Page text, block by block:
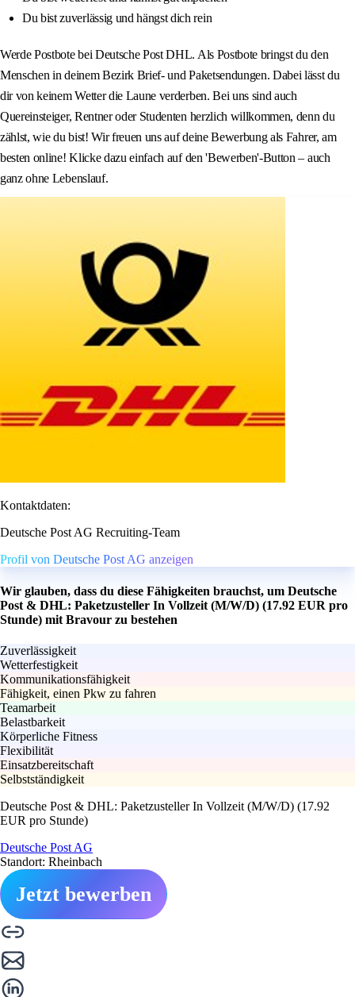
Du bist zuverlässig und hängst dich rein
Werde Postbote bei Deutsche Post DHL. Als Postbote bringst du den
Menschen in deinem Bezirk Brief- und Paketsendungen. Dabei lässt du
dir von keinem Wetter die Laune verderben. Bei uns sind auch
Quereinsteiger, Rentner oder Studenten herzlich willkommen, denn du
zählst, wie du bist! Wir freuen uns auf deine Bewerbung als Fahrer, am
besten online! Klicke dazu einfach auf den 'Bewerben'-Button – auch
ganz ohne Lebenslauf.
Kontaktdaten:
Deutsche Post AG Recruiting-Team
Profil von Deutsche Post AG anzeigen
Wir glauben, dass du diese Fähigkeiten brauchst, um Deutsche
Post & DHL: Paketzusteller In Vollzeit (M/W/D) (17.92 EUR pro
Stunde) mit Bravour zu bestehen
Zuverlässigkeit
Wetterfestigkeit
Kommunikationsfähigkeit
Fähigkeit, einen Pkw zu fahren
Teamarbeit
Belastbarkeit
Körperliche Fitness
Flexibilität
Einsatzbereitschaft
Selbstständigkeit
Deutsche Post & DHL: Paketzusteller In Vollzeit (M/W/D) (17.92
EUR pro Stunde)
Deutsche Post AG
Standort: Rheinbach
Jetzt bewerben